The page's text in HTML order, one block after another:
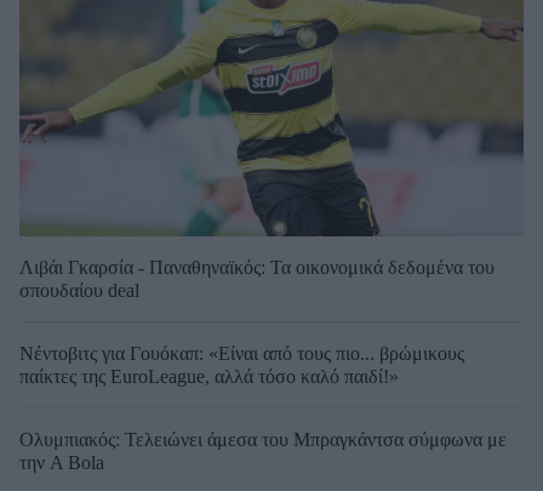
Λιβάι Γκαρσία - Παναθηναϊκός: Τα οικονομικά δεδομένα του
σπουδαίου deal
Νέντοβιτς για Γουόκαπ: «Είναι από τους πιο... βρώμικους
παίκτες της EuroLeague, αλλά τόσο καλό παιδί!»
Ολυμπιακός: Τελειώνει άμεσα του Μπραγκάντσα σύμφωνα με
την A Bola